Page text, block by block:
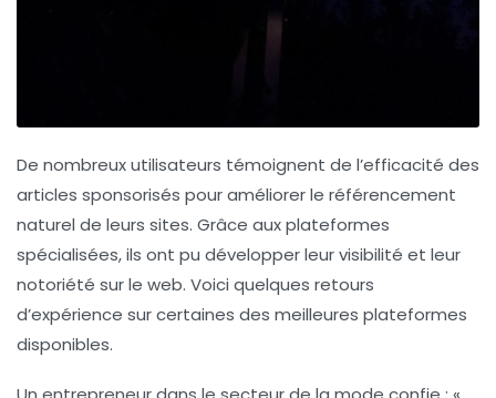
De nombreux utilisateurs témoignent de l’efficacité des
articles sponsorisés pour améliorer le référencement
naturel de leurs sites. Grâce aux plateformes
spécialisées, ils ont pu développer leur visibilité et leur
notoriété sur le web. Voici quelques retours
d’expérience sur certaines des meilleures plateformes
disponibles.